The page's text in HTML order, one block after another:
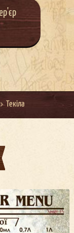
Текіла